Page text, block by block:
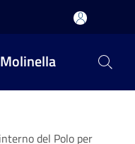
del Polo per